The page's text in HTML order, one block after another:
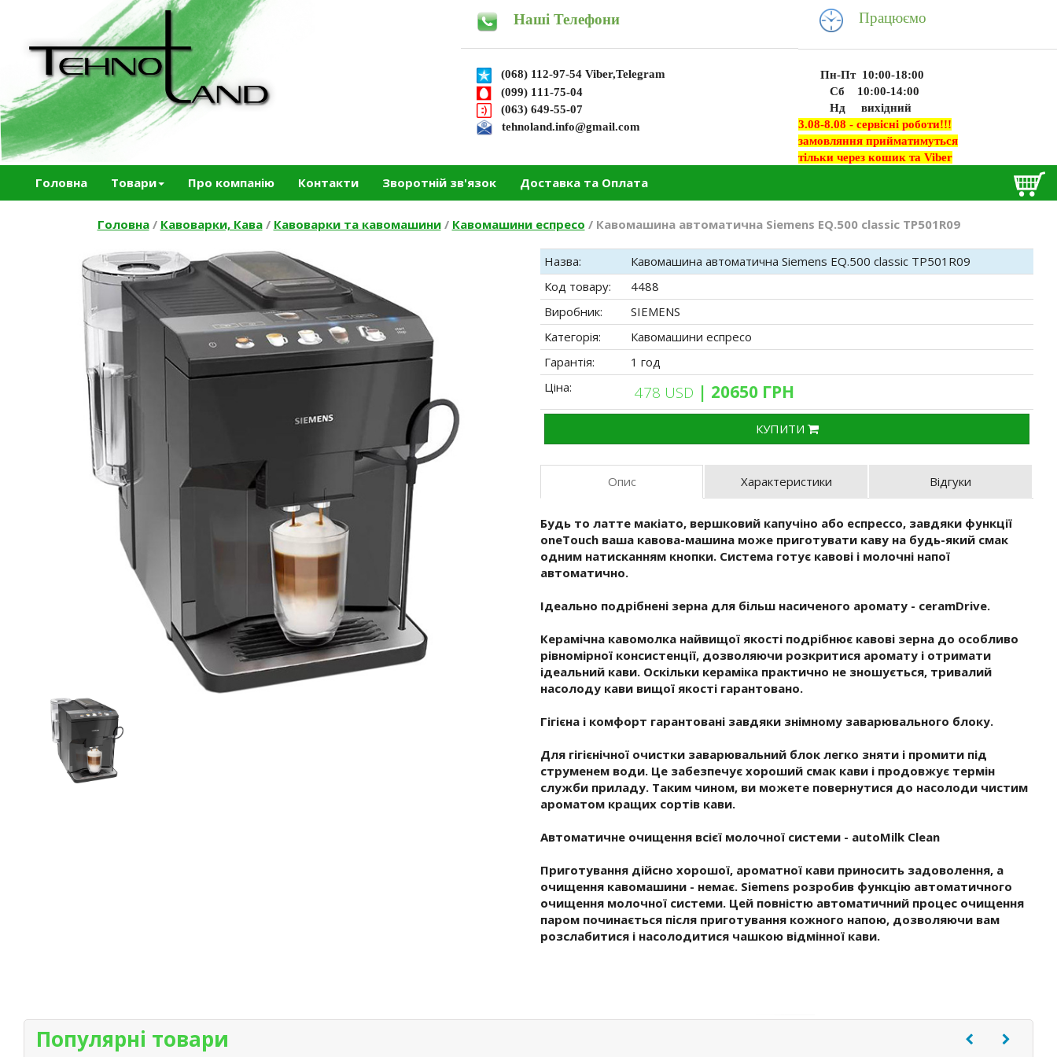
Наші Телефони
(068) 112-97-54 Viber,Telegram
(099) 111-75-04
(063) 649-55-07
tehnoland.info@gmail.com
Працюємо
Пн-Пт 10:00-18:00
Сб 10:00-14:00
Нд вихідний
3.08-8.08 - сервісні роботи!!!
замовляння прийматимуться
тільки через кошик та Viber
Головна Товари Про компанію Контакти Зворотній зв'язок Доставка та Оплата
Головна / Кавоварки, Кава / Кавоварки та кавомашини / Кавомашини еспресо / Кавомашина автоматична Siemens EQ.500 classic TP501R09
Назва:
Кавомашина автоматична Siemens EQ.500 classic TP501R09
Код товару:
4488
Виробник:
SIEMENS
Категорія:
Кавомашини еспресо
Гарантія:
1 год
Ціна:
478 USD | 20650 ГРН
КУПИТИ
Опис Характеристики Відгуки
Будь то латте макіато, вершковий капучіно або еспрессо, завдяки функції
oneTouch ваша кавова-машина може приготувати каву на будь-який смак
одним натисканням кнопки. Система готує кавові і молочні напої
автоматично.
Ідеально подрібнені зерна для більш насиченого аромату - ceramDrive.
Керамічна кавомолка найвищої якості подрібнює кавові зерна до особливо
рівномірної консистенції, дозволяючи розкритися аромату і отримати
ідеальний кави. Оскільки кераміка практично не зношується, тривалий
насолоду кави вищої якості гарантовано.
Гігієна і комфорт гарантовані завдяки знімному заварювального блоку.
Для гігієнічної очистки заварювальний блок легко зняти і промити під
струменем води. Це забезпечує хороший смак кави і продовжує термін
служби приладу. Таким чином, ви можете повернутися до насолоди чистим
ароматом кращих сортів кави.
Автоматичне очищення всієї молочної системи - autoMilk Clean
Приготування дійсно хорошої, ароматної кави приносить задоволення, а
очищення кавомашини - немає. Siemens розробив функцію автоматичного
очищення молочної системи. Цей повністю автоматичний процес очищення
паром починається після приготування кожного напою, дозволяючи вам
розслабитися і насолодитися чашкою відмінної кави.
Популярні товари